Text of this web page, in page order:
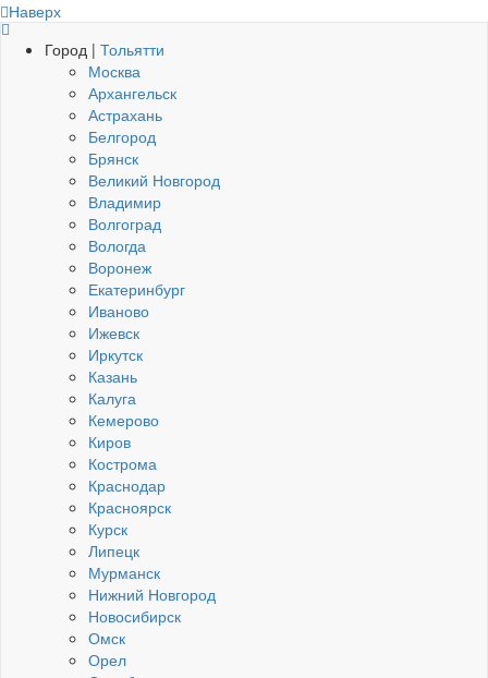
Наверх
Город | Тольятти
Москва
Архангельск
Астрахань
Белгород
Брянск
Великий Новгород
Владимир
Волгоград
Вологда
Воронеж
Екатеринбург
Иваново
Ижевск
Иркутск
Казань
Калуга
Кемерово
Киров
Кострома
Краснодар
Красноярск
Курск
Липецк
Мурманск
Нижний Новгород
Новосибирск
Омск
Орел